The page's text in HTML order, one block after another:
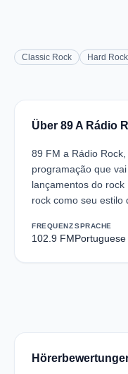
Classic Rock Hard Rock
Über 89 A Rádio
89 FM a Rádio
programação que
lançamentos do
rock como seu estilo
FREQUENZ
102.9 FM
SPRACHE
Portuguese